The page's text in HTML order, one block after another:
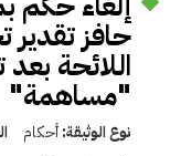
حافز
اللائحة
"مساهمة"
نوع الوثيقة:أحكام